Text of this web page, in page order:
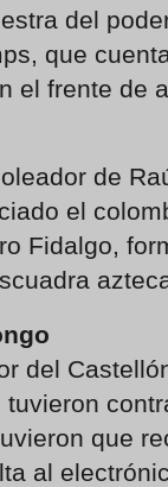
del
que
el frente de
de
el
Fidalgo,
del
tuvieron
que
al